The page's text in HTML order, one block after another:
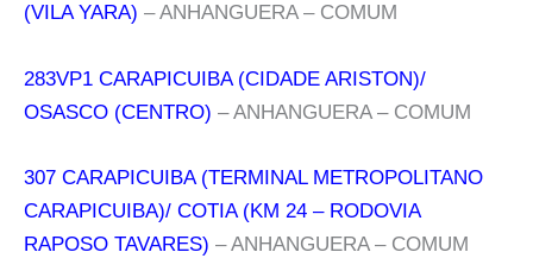
(VILA YARA) – ANHANGUERA – COMUM
283VP1 CARAPICUIBA (CIDADE ARISTON)/
OSASCO (CENTRO) – ANHANGUERA – COMUM
307 CARAPICUIBA (TERMINAL METROPOLITANO
CARAPICUIBA)/ COTIA (KM 24 – RODOVIA
RAPOSO TAVARES) – ANHANGUERA – COMUM